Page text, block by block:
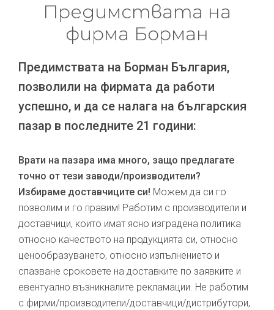
Предимствата на
фирма Борман
Предимствата на Борман България,
позволили на фирмата да работи
успешно, и да се налага на българския
пазар в последните 21 години:
Врати на пазара има много, защо предлагате
точно от тези заводи/производители?
Избираме доставчиците си! Можем да си го
позволим и го правим! Работим с производители и
доставчици, които имат ясно изградена политика
относно качеството на продукцията си, относно
ценообразуването, относно изпълнението и
спазване сроковете на доставките по заявките и
евентуално възникналите рекламации. Не работим
с фирми/производители/доставчици/дистрибутори,